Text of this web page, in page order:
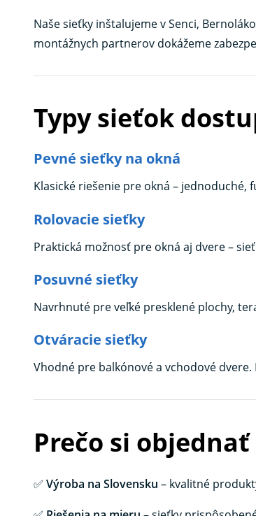
Naše sieťky inštalujeme v Senci,
montážnych partnerov dokážeme
Typy sieťok
Pevné sieťky na okná
Klasické riešenie pre okná –
Rolovacie sieťky
Praktická možnosť pre okná aj dvere –
Posuvné sieťky
Navrhnuté pre veľké presklené plochy,
Otváracie sieťky
Vhodné pre balkónové a vchodové
Prečo si
✅ Výroba na Slovensku – kvalitné